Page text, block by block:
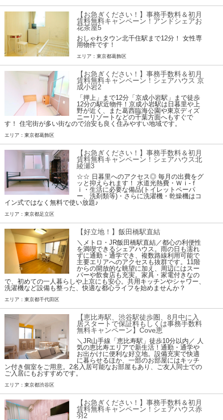
【お急ぎください！】事務手数料＆初月
賃料無料キャンペーン！アンドシェアお
花茶屋5
おしゃれタウン北千住駅まで12分！ 女性専
用物件です！
エリア：東京都葛飾区
【お急ぎください！】事務手数料＆初月
賃料無料キャンペーン！シェアハウス 京
成小岩2
「押上」まで12分「京成小岩駅」まで徒歩
12分の駅近物件！京成小岩駅は日暮里や上
野が近く、また葛西臨海公園や東京ディズ
ニーリゾートなどの千葉方面へもすぐで
す！ 住宅街が多い街なので治安も良く住みやすい地域です。
エリア：東京都葛飾区
【お急ぎください！】事務手数料＆初月
賃料無料キャンペーン！シェアハウス北
綾瀬3
☆☆ 日暮里へのアクセス◎ 毎月の出費をグ
ッと抑えられます！ 水道光熱費・Ｗｉ-ｆ
ｉ・生活に必要な備品(トイレットペーパ
ー、洗剤類等)・さらに洗濯機・乾燥機はコ
イン式ではなく無料で使い放題♪
エリア：東京都足立区
【好立地！】飯田橋駅直結
＼メトロ・JR飯田橋駅直結／都心の利便性
を満喫できるシェアハウス。雨の日も濡れ
ずに通勤・通学でき、複数路線利用可能で
主要エリアへのアクセスも抜群です。11階
からの開放的な眺望に加え、周辺にはスー
パーや飲食店も充実。家具・家電付きなの
で、初めての一人暮らしや上京にも安心。共用キッチンやシャワー、
洗濯機など設備も整った、快適な都心ライフを始めませんか？
エリア：東京都千代田区
【恵比寿駅、渋谷駅徒歩圏、8月中に入
居スタートで保証料もしくは事務手数料
無料キャンペーン】Cove恵
＼JR山手線「恵比寿駅」徒歩10分以内／ 人
気の恵比寿エリアで新生活！通勤・通学や
お出かけに便利な好立地。設備充実で快適
に暮らせるほか、一部のお部屋にはキッチ
ン付き個室をご用意。2名入居可能なお部屋もあり、ご友人同士での
ご入居にもおすすめです。
エリア：東京都渋谷区
【お急ぎください！】事務手数料＆初月
賃料無料キャンペーン！シェアハウス赤
羽2